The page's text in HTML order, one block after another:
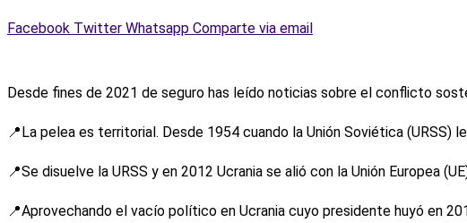
Facebook Twitter Whatsapp Comparte via email
Desde fines de 2021 de seguro has leído noticias sobre el conflicto
📍La pelea es territorial. Desde 1954 cuando la Unión Soviética (URSS)
📍Se disuelve la URSS y en 2012 Ucrania se alió con la Unión Europea
📍Aprovechando el vacío político en Ucrania cuyo presidente huyó en